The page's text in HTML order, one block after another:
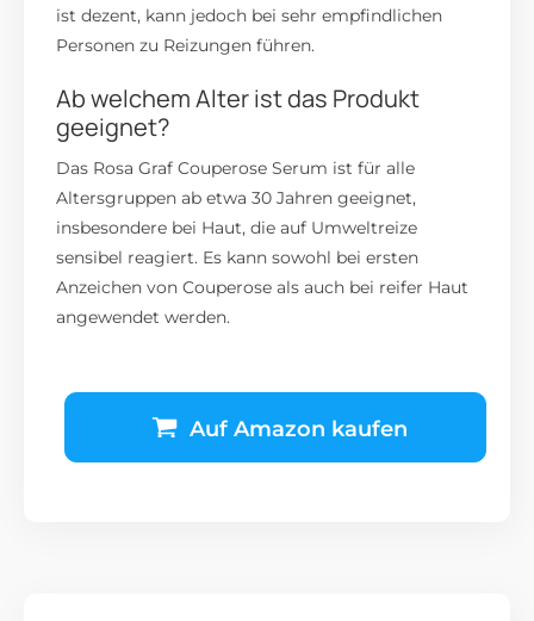
ist dezent, kann jedoch bei sehr empfindlichen
Personen zu Reizungen führen.
Ab welchem Alter ist das Produkt
geeignet?
Das Rosa Graf Couperose Serum ist für alle
Altersgruppen ab etwa 30 Jahren geeignet,
insbesondere bei Haut, die auf Umweltreize
sensibel reagiert. Es kann sowohl bei ersten
Anzeichen von Couperose als auch bei reifer Haut
angewendet werden.
Auf Amazon kaufen